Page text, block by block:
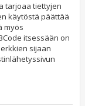
tarjoaa tiettyjen
käytöstä päättää
myös
itsessään on
sijaan